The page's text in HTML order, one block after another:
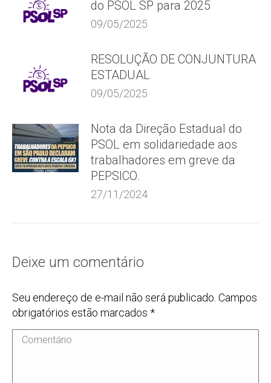
do PSOL SP para 2025
09/05/2025
RESOLUÇÃO DE CONJUNTURA
ESTADUAL
09/05/2025
Nota da Direção Estadual do
PSOL em solidariedade aos
trabalhadores em greve da
PEPSICO.
27/11/2024
Deixe um comentário
Seu endereço de e-mail não será publicado. Campos
obrigatórios estão marcados *
Comentário